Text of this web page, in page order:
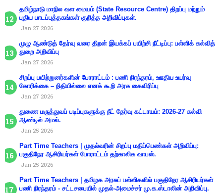
தமிழ்நாடு மாநில வள மையம் (State Resource Centre) திறப்பு மற்றும்
புதிய பாடப்புத்தகங்கள் குறித்த அறிவிப்புகள்.
Jan 27 2026
முழு ஆண்டுத் தேர்வு வரை திறன் இயக்கப் பயிற்சி நீட்டிப்பு: பள்ளிக் கல்வித்
துறை அறிவிப்பு
Jan 27 2026
சிறப்பு பயிற்றுனர்களின் போராட்டம் : பணி நிரந்தரம், ஊதிய உயர்வு
கோரிக்கை – நிதியில்லை எனக் கூறி அரசு கைவிரிப்பு
Jan 27 2026
துணை மருத்துவப் படிப்புகளுக்கு நீட் தேர்வு கட்டாயம்: 2026-27 கல்வி
ஆண்டில் அமல்.
Jan 25 2026
Part Time Teachers | முதல்வரின் சிறப்பு மதிப்பெண்கள் அறிவிப்பு:
பகுதிநேர ஆசிரியர்கள் போராட்டம் தற்காலிக வாபஸ்.
Jan 25 2026
Part Time Teachers | தமிழக அரசுப் பள்ளிகளில் பகுதிநேர ஆசிரியர்கள்
பணி நிரந்தரம் - சட்டசபையில் முதல்-அமைச்சர் மு.க.ஸ்டாலின் அறிவிப்பு.